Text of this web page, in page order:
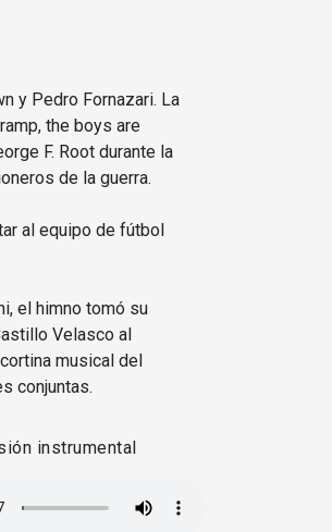
y Pedro Fornazari. La
the boys are
F. Root durante la
de la guerra.
al equipo de fútbol
el himno tomó su
Velasco al
musical del
conjuntas.
instrumental